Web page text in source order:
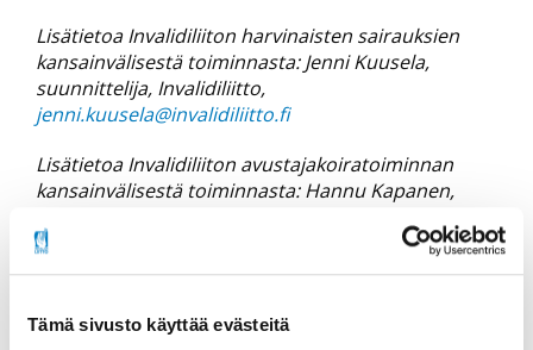
Tämä sivusto käyttää evästeitä
Lisätietoa Invalidiliiton harvinaisten sairauksien
kansainvälisestä toiminnasta: Jenni Kuusela,
suunnittelija, Invalidiliitto,
jenni.kuusela@invalidiliitto.fi
Lisätietoa Invalidiliiton avustajakoiratoiminnan
kansainvälisestä toiminnasta: Hannu Kapanen,
hannu.kapanen@invalidiliitto.fi